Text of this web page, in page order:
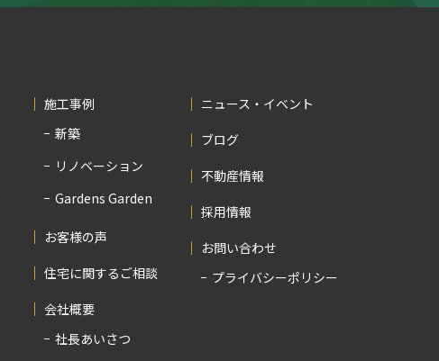
施工事例
新築
リノベーション
Gardens Garden
お客様の声
住宅に関するご相談
会社概要
社長あいさつ
ニュース・イベント
ブログ
不動産情報
採用情報
お問い合わせ
プライバシーポリシー